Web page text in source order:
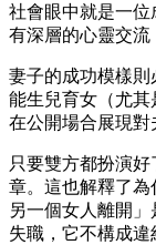
社會眼中就是一
有深層的心靈交流
妻子的成功模樣
能生兒育女（尤
在公開場合展現對
只要雙方都扮演
章。這也解釋了為
另一個女人離開
失職，它不構成